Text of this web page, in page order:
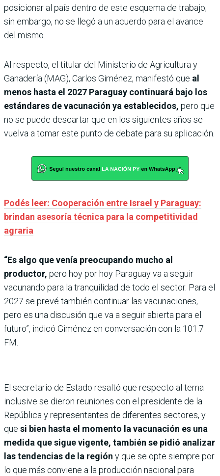
posicionar al país dentro de este esquema de trabajo;
sin embargo, no se llegó a un acuerdo para el avance
del mismo.
Al respecto, el titular del Ministerio de Agricultura y
Ganadería (MAG), Carlos Giménez, manifestó que al
menos hasta el 2027 Paraguay continuará bajo los
estándares de vacunación ya establecidos, pero que
no se puede descartar que en los siguientes años se
vuelva a tomar este punto de debate para su aplicación.
Podés leer: Cooperación entre Israel y Paraguay:
brindan asesoría técnica para la competitividad
agraria
“Es algo que venía preocupando mucho al
productor, pero hoy por hoy Paraguay va a seguir
vacunando para la tranquilidad de todo el sector. Para el
2027 se prevé también continuar las vacunaciones,
pero es una discusión que va a seguir abierta para el
futuro”, indicó Giménez en conversación con la 101.7
FM.
El secretario de Estado resaltó que respecto al tema
inclusive se dieron reuniones con el presidente de la
República y representantes de diferentes sectores, y
que si bien hasta el momento la vacunación es una
medida que sigue vigente, también se pidió analizar
las tendencias de la región y que se opte siempre por
lo que más conviene a la producción nacional para